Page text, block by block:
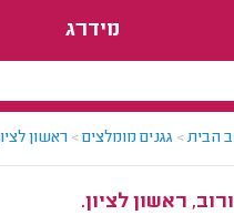
מידרג
הבית> גגנים מומלצים> ראשון
ראשון לציון.